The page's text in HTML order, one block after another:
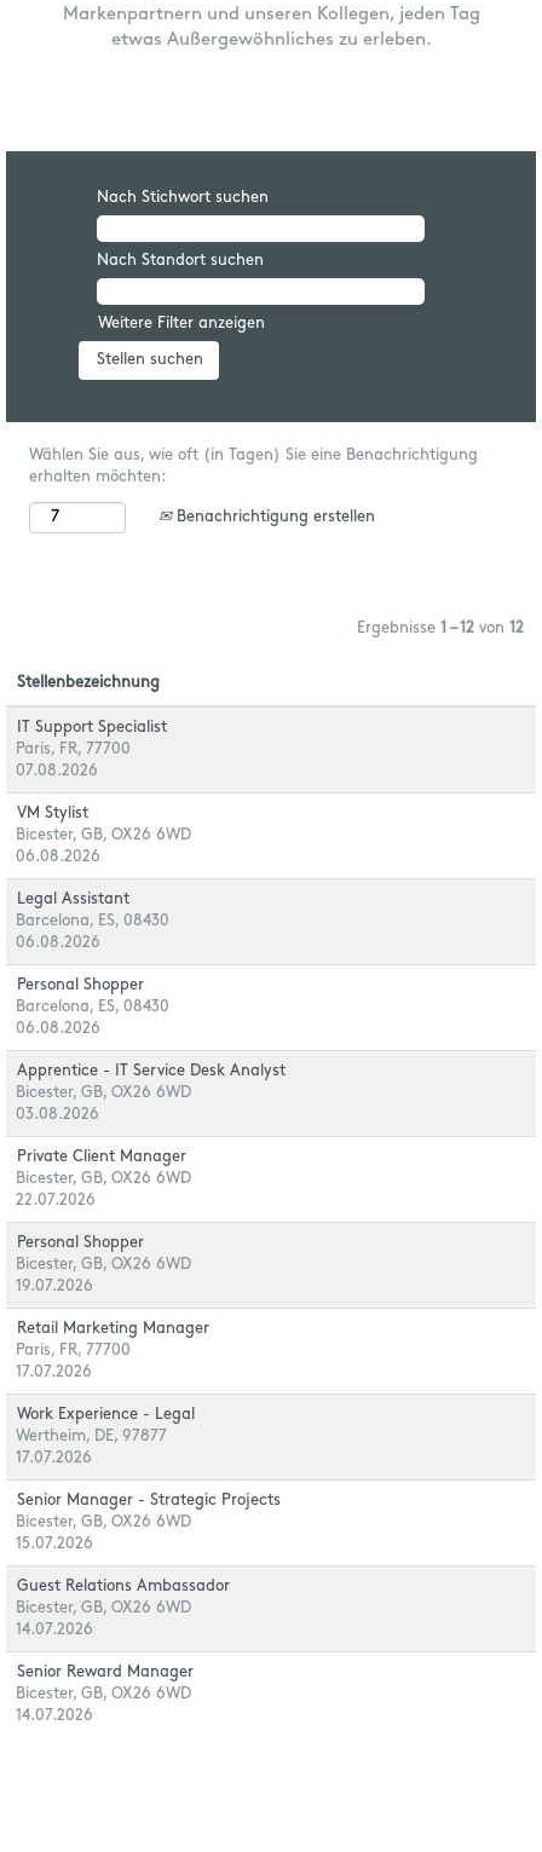
Markenpartnern und unseren Kollegen, jeden Tag
etwas Außergewöhnliches zu erleben.
Nach Stichwort suchen
Nach Standort suchen
Weitere Filter anzeigen
Wählen Sie aus, wie oft (in Tagen) Sie eine Benachrichtigung
erhalten möchten:
Benachrichtigung erstellen
Ergebnisse 1 – 12 von 12
Stellenbezeichnung
IT Support Specialist
Paris, FR, 77700
07.08.2026
VM Stylist
Bicester, GB, OX26 6WD
06.08.2026
Legal Assistant
Barcelona, ES, 08430
06.08.2026
Personal Shopper
Barcelona, ES, 08430
06.08.2026
Apprentice - IT Service Desk Analyst
Bicester, GB, OX26 6WD
03.08.2026
Private Client Manager
Bicester, GB, OX26 6WD
22.07.2026
Personal Shopper
Bicester, GB, OX26 6WD
19.07.2026
Retail Marketing Manager
Paris, FR, 77700
17.07.2026
Work Experience - Legal
Wertheim, DE, 97877
17.07.2026
Senior Manager - Strategic Projects
Bicester, GB, OX26 6WD
15.07.2026
Guest Relations Ambassador
Bicester, GB, OX26 6WD
14.07.2026
Senior Reward Manager
Bicester, GB, OX26 6WD
14.07.2026